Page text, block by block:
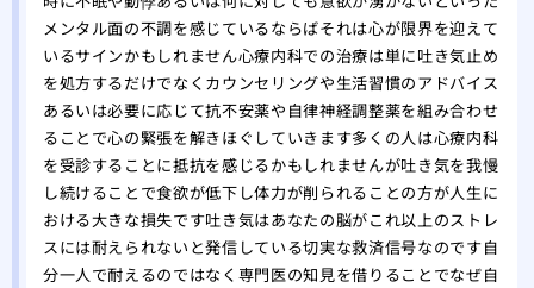
メンタル面の不調を感じているならばそれは心が限界を迎えて
いるサインかもしれません心療内科での治療は単に吐き気止め
を処方するだけでなくカウンセリングや生活習慣のアドバイス
あるいは必要に応じて抗不安薬や自律神経調整薬を組み合わせ
ることで心の緊張を解きほぐしていきます多くの人は心療内科
を受診することに抵抗を感じるかもしれませんが吐き気を我慢
し続けることで食欲が低下し体力が削られることの方が人生に
おける大きな損失です吐き気はあなたの脳がこれ以上のストレ
スには耐えられないと発信している切実な救済信号なのです自
分一人で耐えるのではなく専門医の知見を借りることでなぜ自